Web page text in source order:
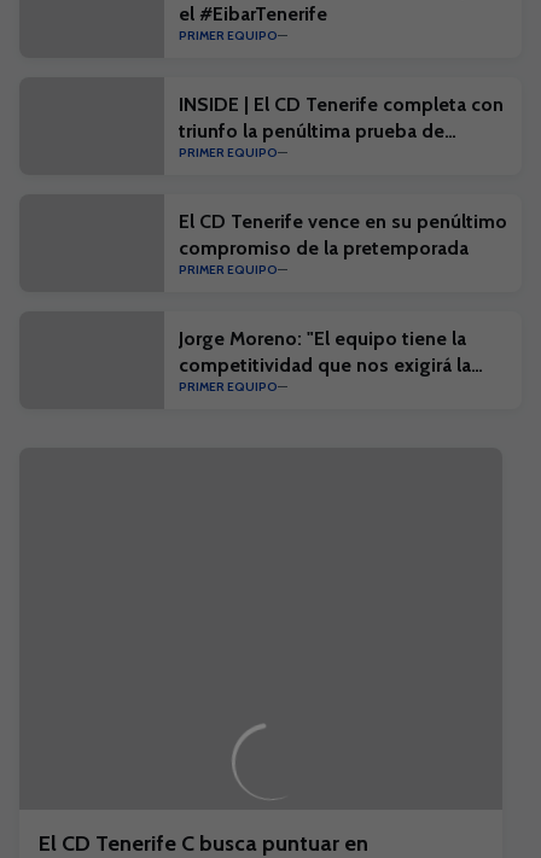
el #EibarTenerife
PRIMER EQUIPO
INSIDE | El CD Tenerife completa con
triunfo la penúltima prueba de
pretemporada
PRIMER EQUIPO
El CD Tenerife vence en su penúltimo
compromiso de la pretemporada
PRIMER EQUIPO
Jorge Moreno: "El equipo tiene la
competitividad que nos exigirá la
competición"
PRIMER EQUIPO
El CD Tenerife C busca puntuar en